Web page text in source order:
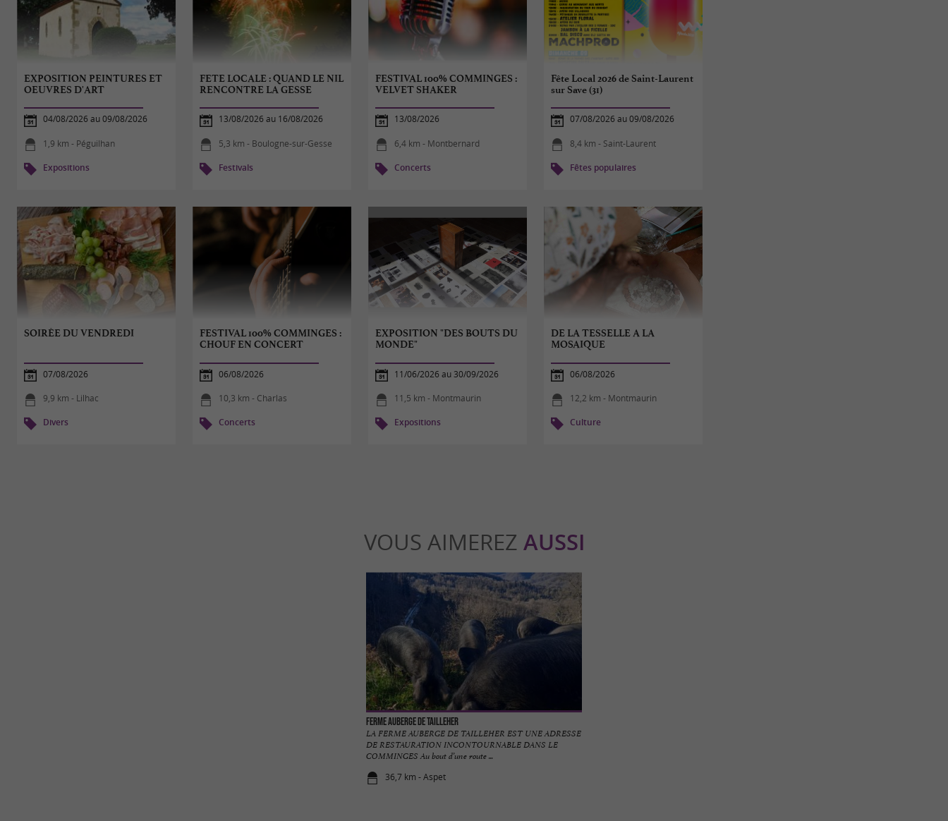
EXPOSITION PEINTURES ET
OEUVRES D'ART
04/08/2026 au 09/08/2026
1,9 km - Péguilhan
Expositions
FETE LOCALE : QUAND LE NIL
RENCONTRE LA GESSE
13/08/2026 au 16/08/2026
5,3 km - Boulogne-sur-Gesse
Festivals
FESTIVAL 100% COMMINGES :
VELVET SHAKER
13/08/2026
6,4 km - Montbernard
Concerts
Fête Local 2026 de Saint-Laurent
sur Save (31)
07/08/2026 au 09/08/2026
8,4 km - Saint-Laurent
Fêtes populaires
SOIRÉE DU VENDREDI
07/08/2026
9,9 km - Lilhac
Divers
FESTIVAL 100% COMMINGES :
CHOUF EN CONCERT
06/08/2026
10,3 km - Charlas
Concerts
EXPOSITION "DES BOUTS DU
MONDE"
11/06/2026 au 30/09/2026
11,5 km - Montmaurin
Expositions
DE LA TESSELLE A LA
MOSAIQUE
06/08/2026
12,2 km - Montmaurin
Culture
VOUS AIMEREZ AUSSI
Ferme Auberge de Tailleher
LA FERME AUBERGE DE TAILLEHER EST UNE ADRESSE
DE RESTAURATION INCONTOURNABLE DANS LE
COMMINGES Au bout d’une route ...
36,7 km - Aspet